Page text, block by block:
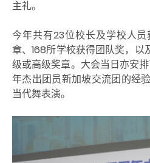
主礼。
今年共有23位校长及学校人
章、168所学校获得团队奖，
级或高级奖章。大会当日亦安
年杰出团员新加坡交流团的经
当代舞表演。